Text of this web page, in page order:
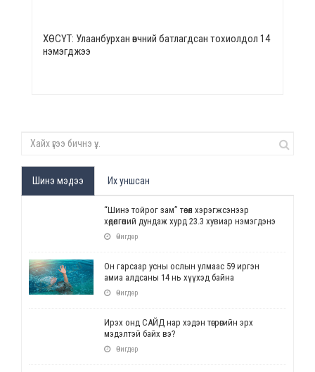
ХӨСҮТ: Улаанбурхан өвчний батлагдсан тохиолдол 14
нэмэгджээ
Шинэ мэдээ Их уншсан
“Шинэ тойрог зам” төсөл хэрэгжсэнээр
хөдөлгөөний дундаж хурд 23.3 хувиар нэмэгдэнэ
Өчигдөр
Он гарсаар усны ослын улмаас 59 иргэн
амиа алдсаны 14 нь хүүхэд байна
Өчигдөр
Ирэх онд САЙД нар хэдэн төгрөгийн эрх
мэдэлтэй байх вэ?
Өчигдөр